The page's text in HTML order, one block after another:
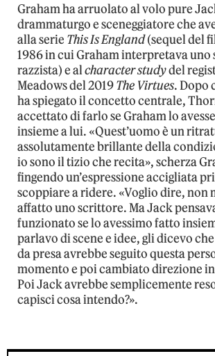
Graham ha arruolato al volo pure
drammaturgo e sceneggiatore che
alla serie This Is England(sequel del
1986 in cui Graham interpretava uno
razzista) e alcharacter studydel
Meadows del 2019The Virtues. Dopo
ha spiegato il concetto centrale,
accettato di farlo se Graham lo
insieme a lui. «Quest’uomo è un
assolutamente brillante della
io sono il tizio che recita», scherza
fingendo un’espressione accigliata
scoppiare a ridere. «Voglio dire, non
affatto uno scrittore. Ma Jack
funzionato se lo avessimo fatto
parlavo di scene e idee, gli dicevo
da presa avrebbe seguito questa
momento e poi cambiato direzione
Poi Jack avrebbe semplicemente
capisci cosa intendo?».